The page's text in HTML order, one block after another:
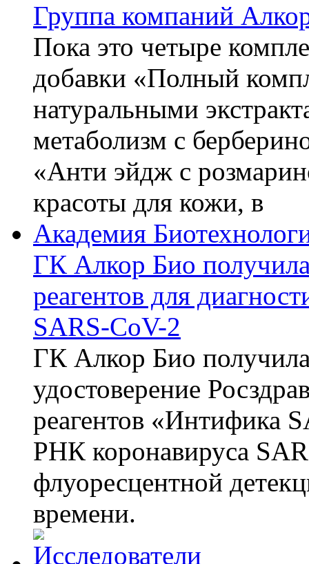
Группа компаний
Пока это четыре
добавки «Полный
натуральными
метаболизм с
«Анти эйдж с
красоты для кожи, в
Академия
ГК Алкор Био
реагентов для
SARS-CoV-2
ГК Алкор Био
удостоверение
реагентов «Интифика
РНК коронавируса
флуоресцентной
времени.